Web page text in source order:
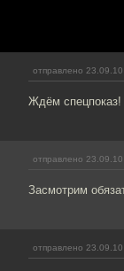
отправлено
Ждём спецпоказ!
отправлено
Засмотрим
отправлено